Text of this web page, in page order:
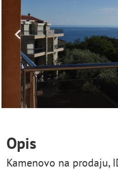
Opis
Kamenovo na prodaju,